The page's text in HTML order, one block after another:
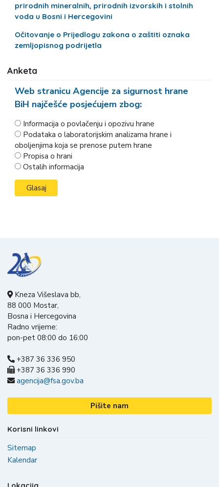
prirodnih mineralnih, prirodnih izvorskih i stolnih
voda u Bosni i Hercegovini
Očitovanje o Prijedlogu zakona o zaštiti oznaka
zemljopisnog podrijetla
Anketa
Web stranicu Agencije za sigurnost hrane
BiH najčešće posjećujem zbog:
Informacija o povlačenju i opozivu hrane
Podataka o laboratorijskim analizama hrane i
oboljenjima koja se prenose putem hrane
Propisa o hrani
Ostalih informacija
Kneza Višeslava bb,
88 000 Mostar,
Bosna i Hercegovina
Radno vrijeme:
pon-pet 08:00 do 16:00
+387 36 336 950
+387 36 336 990
agencija@fsa.gov.ba
Pišite nam
Korisni linkovi
Sitemap
Kalendar